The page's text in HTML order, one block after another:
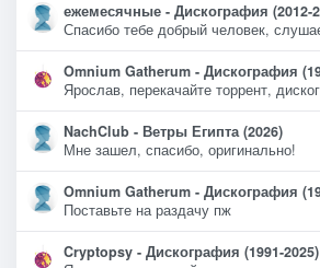
ежемесячные - Дискография (2012-
Спасибо тебе добрый человек,
Omnium Gatherum - Дискография
Ярослав, перекачайте торрент,
NachClub - Ветры Египта (2026)
Мне зашел, спасибо, оригинально!
Omnium Gatherum - Дискография
Поставьте на раздачу пж
Cryptopsy - Дискография (1991-2025)